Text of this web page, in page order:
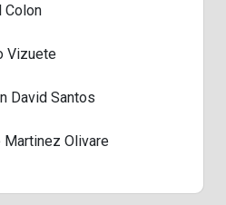
Colon
Vizuete
David Santos
Martinez Olivare